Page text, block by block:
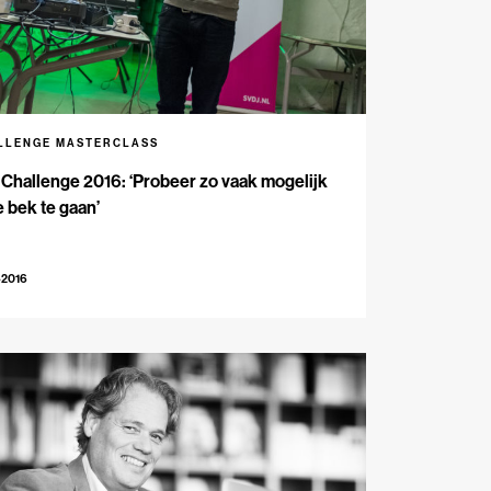
2016: ‘Probeer zo vaak mogelijk
bek te gaan’
MASTERCLASS